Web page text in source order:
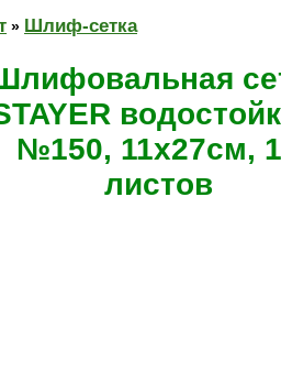
» Шлиф-сетка
№150, 11х27см,
листов